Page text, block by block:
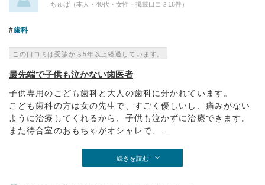
ちゅぱ（本人・40代・女性・掲載口コミ16件）
歯科
この口コミは受診から5年以上経過しています。
最先端で子供も泣かない歯医者
子供専用のこども歯科と大人の歯科に分かれています。
こども歯科の方は女の先生で、すごく優しいし、痛みがない
ように治療してくれるから、子供も泣かずに治療できます。
また待合室のおもちゃがオシャレで、...
続きを読む